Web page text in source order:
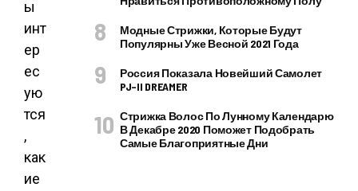
ы
инт
ер
ес
ую
тся
,
как
ие
Модные Стрижки, Которые Будут
Популярны Уже Весной 2021 Года
Россия Показала Новейший Самолет
PJ–II DREAMER
Стрижка Волос По Лунному Календарю
В Декабре 2020 Поможет Подобрать
Самые Благоприятные Дни